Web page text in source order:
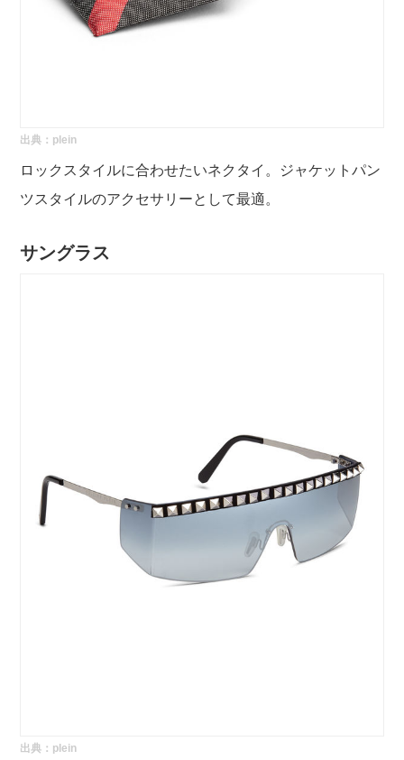
出典： plein
ロックスタイルに合わせたいネクタイ。ジャケットパン
ツスタイルのアクセサリーとして最適。
サングラス
出典： plein